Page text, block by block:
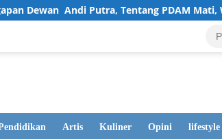
PDAM Mati, Warga Tetap Ditagih Bayar
Artis Kuliner Opini lifestyle